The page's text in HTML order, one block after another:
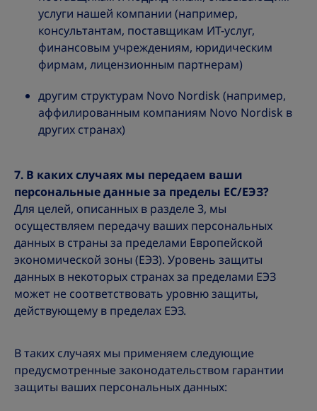
услуги нашей компании (например,
консультантам, поставщикам ИТ-услуг,
финансовым учреждениям, юридическим
фирмам, лицензионным партнерам)
другим структурам Novo Nordisk (например,
аффилированным компаниям Novo Nordisk в
других странах)
7. В каких случаях мы передаем ваши
персональные данные за пределы ЕС/ЕЭЗ?
Для целей, описанных в разделе 3, мы
осуществляем передачу ваших персональных
данных в страны за пределами Европейской
экономической зоны (ЕЭЗ). Уровень защиты
данных в некоторых странах за пределами ЕЭЗ
может не соответствовать уровню защиты,
действующему в пределах ЕЭЗ.
В таких случаях мы применяем следующие
предусмотренные законодательством гарантии
защиты ваших персональных данных: